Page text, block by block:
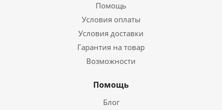
Помощь
Условия оплаты
Условия доставки
Гарантия на товар
Возможности
Помощь
Блог